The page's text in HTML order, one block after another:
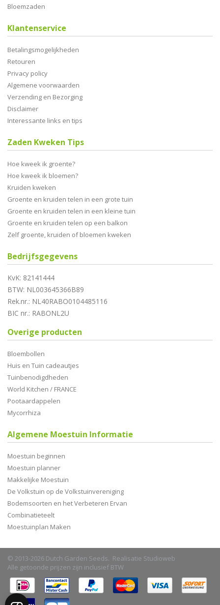
Bloemzaden
Klantenservice
Betalingsmogelijkheden
Retouren
Privacy policy
Algemene voorwaarden
Verzending en Bezorging
Disclaimer
Interessante links en tips
Zaden Kweken Tips
Hoe kweek ik groente?
Hoe kweek ik bloemen?
Kruiden kweken
Groente en kruiden telen in een grote tuin
Groente en kruiden telen in een kleine tuin
Groente en kruiden telen op een balkon
Zelf groente, kruiden of bloemen kweken
Bedrijfsgegevens
KvK: 82141444
BTW: NL003645366B89
Rek.nr.: NL40RABO0104485116
BIC nr.: RABONL2U
Overige producten
Bloembollen
Huis en Tuin cadeautjes
Tuinbenodigdheden
World Kitchen / FRANCE
Pootaardappelen
Mycorrhiza
Algemene Moestuin Informatie
Moestuin beginnen
Moestuin planner
Makkelijke Moestuin
De Volkstuin op de Volkstuinvereniging
Bodemsoorten en het Verbeteren Ervan
Combinatieteelt
Moestuinplan Maken
© 2013-2026 Dutch Garden Seeds. Realisatie Studioweb
Alle getoonde prijzen zijn inclusief BTW